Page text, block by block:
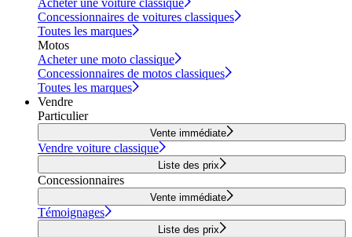
Acheter une voiture classique
Concessionnaires de voitures classiques
Toutes les marques
Motos
Acheter une moto classique
Concessionnaires de motos classiques
Toutes les marques
Vendre
Particulier
Vente immédiate
Vendre voiture classique
Liste des prix
Concessionnaires
Vente immédiate
Témoignages
Liste des prix